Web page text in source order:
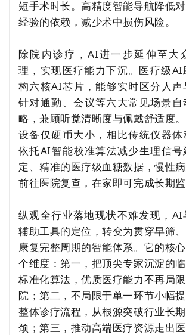
短手术时长。高精度智能导航降低
经验的依赖，减少术中损伤风险。
除院内诊疗，AI进一步延伸至大
理，实现医疗能力下沉。医疗级
构六核AI芯片，能够实时区分人声
针对通勤、会议等六大常见场景自
略，兼顾听觉清晰度与佩戴舒适度
设备仅硬币大小，相比传统仪器体
依托AI智能校准算法减少生理信
定、精准的医疗级血糖数据，慢性
前往医院复查，在家即可完成长期监
纵观全行业落地现状不难发现，AI
辅助工具的定位，转变为贯穿早筛、
康复完整周期的智能体系。它的核
个维度：第一，把顶尖专家沉淀的
标准化算法，优质医疗能力不再局
院；第二，不局限于单一环节小幅
整体诊疗流程，从根源突破行业长
颈；第三，推动高端医疗资源走出